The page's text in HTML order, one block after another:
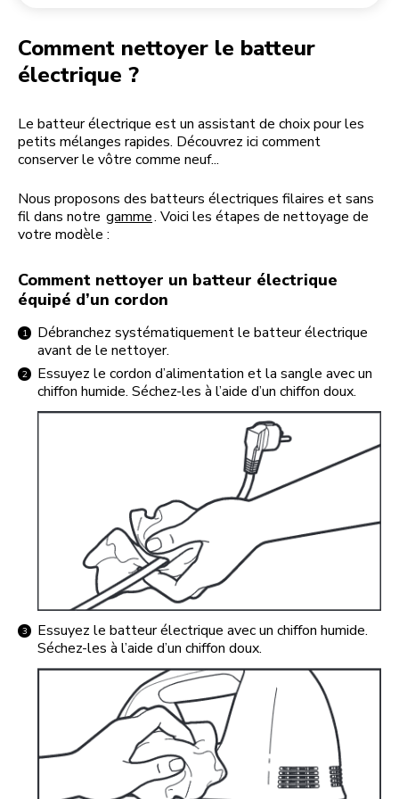
Comment nettoyer le batteur
électrique ?
Le batteur électrique est un assistant de choix pour les
petits mélanges rapides. Découvrez ici comment
conserver le vôtre comme neuf...
Nous proposons des batteurs électriques filaires et sans
fil dans notre gamme. Voici les étapes de nettoyage de
votre modèle :
Comment nettoyer un batteur électrique
équipé d’un cordon
Débranchez systématiquement le batteur électrique
avant de le nettoyer.
Essuyez le cordon d’alimentation et la sangle avec un
chiffon humide. Séchez-les à l’aide d’un chiffon doux.
Essuyez le batteur électrique avec un chiffon humide.
Séchez-les à l’aide d’un chiffon doux.